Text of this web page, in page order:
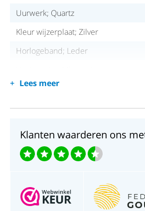
Uurwerk; Quartz
Kleur wijzerplaat; Zilver
Horlogeband; Leder
Waterdichtheid; 3 ATM
Lees meer
Klanten waarderen ons